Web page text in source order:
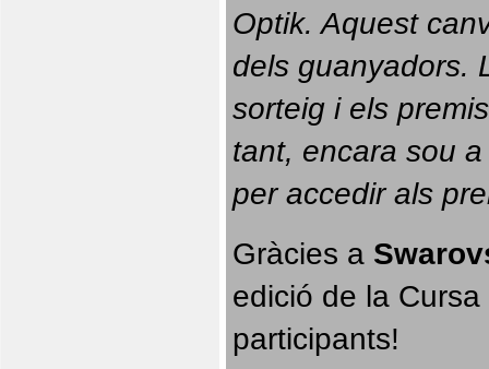
Optik. Aquest
dels guanyadors.
sorteig i els
tant, encara sou
per accedir als
Gràcies a
edició de la
participants!